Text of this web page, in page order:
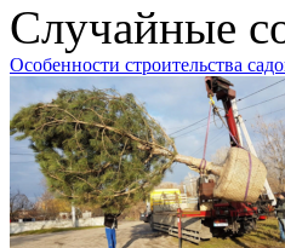
Случайные
Особенности строительства